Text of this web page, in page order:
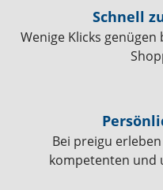
Schnell
Wenige Klicks
Bei preigu
kompetenten und